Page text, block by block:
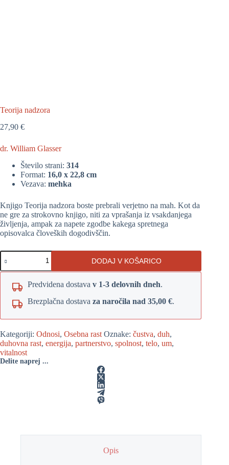
Teorija nadzora
27,90 €
dr. William Glasser
Število strani: 314
Format: 16,0 x 22,8 cm
Vezava: mehka
Knjigo Teorija nadzora boste prebrali verjetno na mah. Kot da
ne gre za strokovno knjigo, niti za vprašanja iz vsakdanjega
življenja, ampak za napete zgodbe kakega spretnega
opisovalca človeških dogodivščin.
Teorija
nadzora
količina
DODAJ V KOŠARICO
Predvidena dostava v 1-3 delovnih dneh.
Brezplačna dostava za naročila nad 35,00 €.
Kategoriji: Odnosi, Osebna rast Oznake: čustva, duh,
duhovna rast, energija, partnerstvo, spolnost, telo, um,
vitalnost
Delite naprej ...
Opis